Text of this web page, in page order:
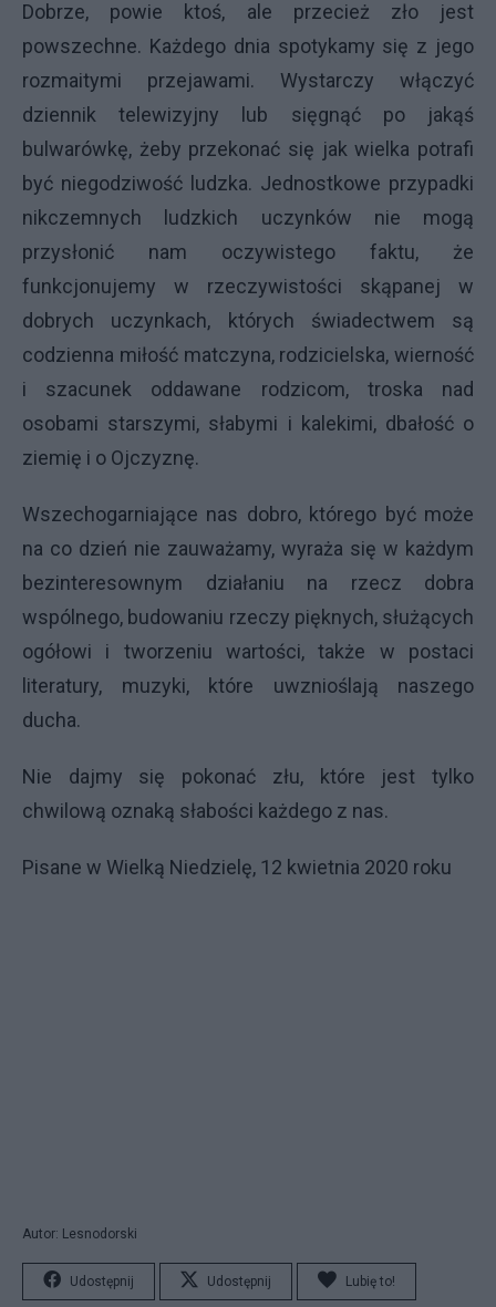
Dobrze, powie ktoś, ale przecież zło jest
powszechne. Każdego dnia spotykamy się z jego
rozmaitymi przejawami. Wystarczy włączyć
dziennik telewizyjny lub sięgnąć po jakąś
bulwarówkę, żeby przekonać się jak wielka potrafi
być niegodziwość ludzka. Jednostkowe przypadki
nikczemnych ludzkich uczynków nie mogą
przysłonić nam oczywistego faktu, że
funkcjonujemy w rzeczywistości skąpanej w
dobrych uczynkach, których świadectwem są
codzienna miłość matczyna, rodzicielska, wierność
i szacunek oddawane rodzicom, troska nad
osobami starszymi, słabymi i kalekimi, dbałość o
ziemię i o Ojczyznę.
Wszechogarniające nas dobro, którego być może
na co dzień nie zauważamy, wyraża się w każdym
bezinteresownym działaniu na rzecz dobra
wspólnego, budowaniu rzeczy pięknych, służących
ogółowi i tworzeniu wartości, także w postaci
literatury, muzyki, które uwznioślają naszego
ducha.
Nie dajmy się pokonać złu, które jest tylko
chwilową oznaką słabości każdego z nas.
Pisane w Wielką Niedzielę, 12 kwietnia 2020 roku
Autor: Lesnodorski
Udostępnij Udostępnij Lubię to!